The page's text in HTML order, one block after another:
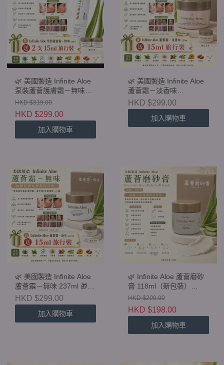
🌿 美國製造 Infinite Aloe
泵裝蘆薈護膚霜－無味
237ml 🎁 購買即送 2 支
15ml 旅行裝
HKD $319.00
HKD $299.00
加入購物車
🌿 美國製造 Infinite Aloe
蘆薈霜－淡香味
237ml（新包裝） 🎁 購買
即送 1 支 15ml 旅行裝
HKD $299.00
加入購物車
🌿 美國製造 Infinite Aloe
蘆薈霜－無味 237ml 🎁
購買即送 1 支 15ml 旅行
裝
HKD $299.00
加入購物車
🌿 Infinite Aloe 蘆薈磨砂
膏 118ml（新包裝）
Everyday Hero Baby Soft
Scrub
HKD $209.00
HKD $198.00
加入購物車